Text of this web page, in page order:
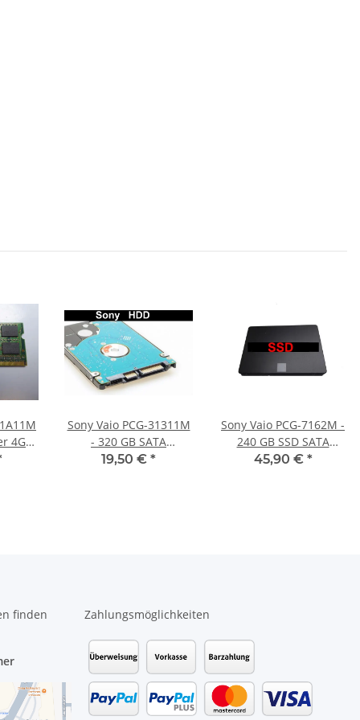
4GB
Sony Vaio PCG-31311M
- 320 GB SATA
HDD/Festplatte
19,50 € *
Sony Vaio PCG-7162M -
240 GB SSD SATA
Festplatte
45,90 € *
finden
Zahlungsmöglichkeiten